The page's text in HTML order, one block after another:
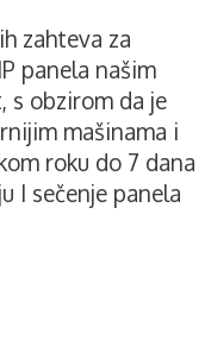
zahteva za
panela našim
s obzirom da je
mašinama i
roku do 7 dana
I sečenje panela